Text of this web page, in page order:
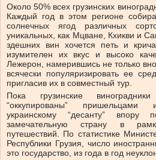
Около 50% всех грузинских
Каждый год в этом регионе
солнечных ягод различных
уникальных, как Мцване, Кхикви и
здешних вин хочется петь и
изумителен их вкус и высоко
Лежерон, намерившись не только
всячески популяризировать ее
пригласив их в совместный тур.
Пока грузинские
“оккупированы”
украинскому “десанту” впору
замечательную страну в
путешествий. По статистике
Республики Грузия, число
это государство, из года в год